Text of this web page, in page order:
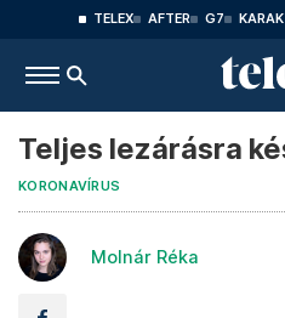
TELEX AFTER G7
Teljes lezárásra
KORONAVÍRUS
Molnár Réka